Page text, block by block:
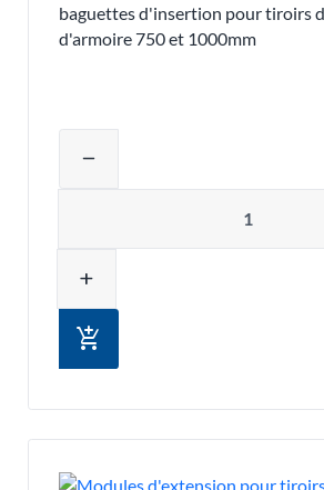
baguettes d'insertion pour tiroirs
d'armoire 750 et 1000mm
remove
add
add_shopping_cart